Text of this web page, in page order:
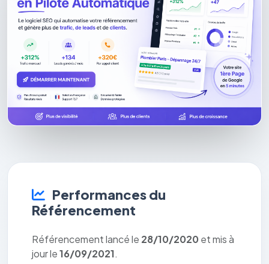
Performances du
Référencement
Référencement lancé le 28/10/2020 et mis à
jour le16/09/2021.